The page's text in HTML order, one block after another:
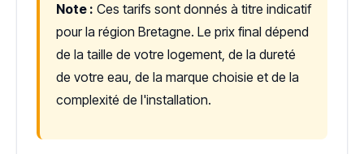
Note : Ces tarifs sont donnés à titre indicatif
pour la région Bretagne. Le prix final dépend
de la taille de votre logement, de la dureté
de votre eau, de la marque choisie et de la
complexité de l'installation.